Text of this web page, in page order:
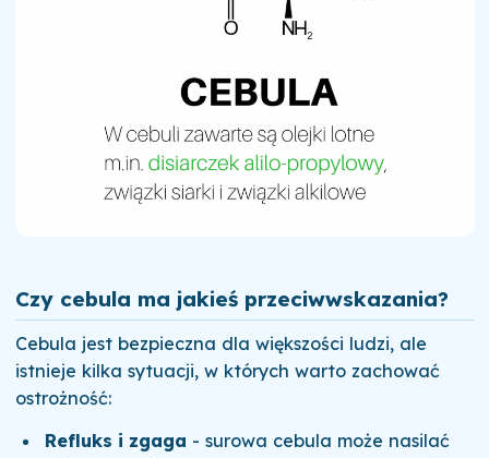
Czy cebula ma jakieś przeciwwskazania?
Cebula jest bezpieczna dla większości ludzi, ale
istnieje kilka sytuacji, w których warto zachować
ostrożność:
Refluks i zgaga - surowa cebula może nasilać